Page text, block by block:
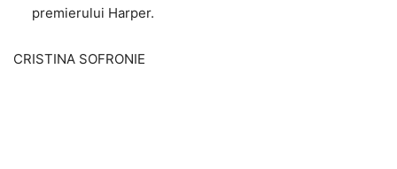
premierului Harper.
CRISTINA SOFRONIE